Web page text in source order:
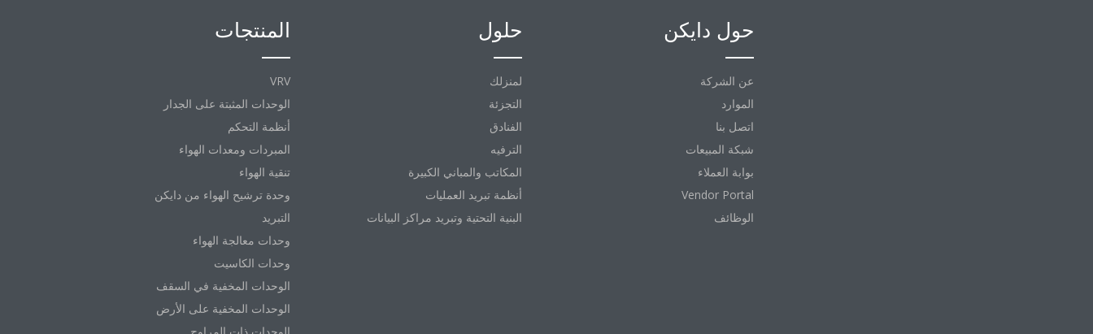
المنتجات
VRV
الوحدات المثبتة على الجدار
أنظمة التحكم
المبردات ومعدات الهواء
تنقية الهواء
وحدة ترشيح الهواء من دايكن
التبريد
وحدات معالجة الهواء
وحدات الكاسيت
الوحدات المخفية في السقف
الوحدات المخفية على الأرض
حلول
لمنزلك
التجزئة
الفنادق
الترفيه
المكاتب والمباني الكبيرة
أنظمة تبريد العمليات
البنية التحتية وتبريد مراكز البيانات
حول دايكن
عن الشركة
الموارد
اتصل بنا
شبكة المبيعات
بوابة العملاء
Vendor Portal
الوظائف